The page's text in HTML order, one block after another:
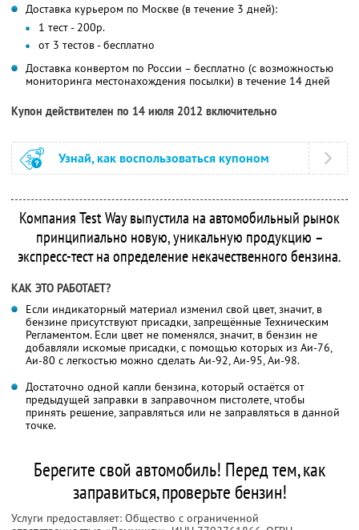
Доставка курьером по Москве (в течение 3 дней):
1 тест - 200р.
от 3 тестов - бесплатно
Доставка конвертом по России – бесплатно (с возможностью
мониторинга местонахождения посылки) в течение 14 дней
Купон действителен по 14 июля 2012 включительно
Узнай, как воспользоваться купоном
Компания Test Way выпустила на автомобильный рынок
принципиально новую, уникальную продукцию –
экспресс-тест на определение некачественного бензина.
КАК ЭТО РАБОТАЕТ?
Если индикаторный материал изменил свой цвет, значит, в
бензине присутствуют присадки, запрещённые Техническим
Регламентом. Если цвет не поменялся, значит, в бензин не
добавляли искомые присадки, с помощью которых из Аи-76,
Аи-80 с легкостью можно сделать Аи-92, Аи-95, Аи-98.
Достаточно одной капли бензина, который остаётся от
предыдущей заправки в заправочном пистолете, чтобы
принять решение, заправляться или не заправляться в данной
точке.
Берегите свой автомобиль! Перед тем, как
заправиться, проверьте бензин!
Услуги предоставляет: Общество с ограниченной